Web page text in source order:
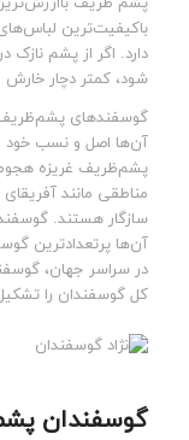
باکیفیت‌ترین
دارد. اگر از پشم
شود، کمتر دچار
گوسفندهای پشم‌ظریف
آن‌ها اصل و نسب خود
پشم‌ظریف غریزه
مناطقی مانند آفریقای
سازگار هستند.
آن‌ها پرتعدادترین
کل گوسفندان را
گوسفندان